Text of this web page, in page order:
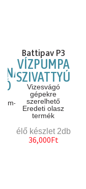
Battipav P3
VÍZPUMPA
SZIVATTYÚ
Vizesvágó
gépekre
szerelhető
Eredeti olasz
termék
élő készlet 2db
36,000Ft